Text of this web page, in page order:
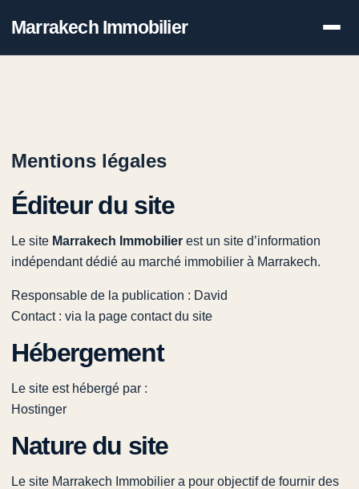
Marrakech Immobilier
Mentions légales
Éditeur du site
Le site Marrakech Immobilier est un site d’information
indépendant dédié au marché immobilier à Marrakech.
Responsable de la publication : David
Contact : via la page contact du site
Hébergement
Le site est hébergé par :
Hostinger
Nature du site
Le site Marrakech Immobilier a pour objectif de fournir des